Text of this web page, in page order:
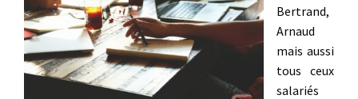
Bertrand,
Arnaud
mais aussi
tous ceux
salariés